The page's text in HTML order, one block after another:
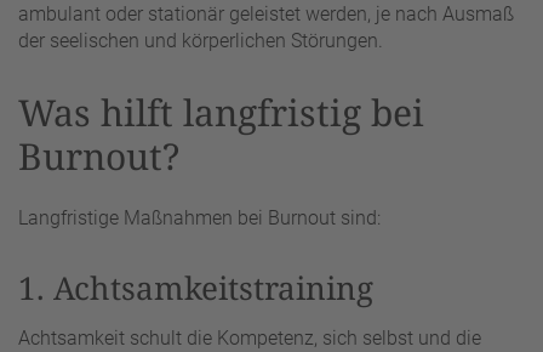
ambulant oder stationär geleistet werden, je nach Ausmaß
der seelischen und körperlichen Störungen.
Was hilft langfristig bei
Burnout?
Langfristige Maßnahmen bei Burnout sind:
1. Achtsamkeitstraining
Achtsamkeit schult die Kompetenz, sich selbst und die